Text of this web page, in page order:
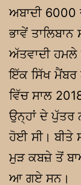
ਅਬਾਦੀ
ਭਾਵੇਂ
ਅੱਤਵਾਦੀ
ਇੱਕ ਸਿੱਖ ਮੈਂਬਰ
ਵਿੱਚ ਸਾਲ
ਉਨ੍ਹਾਂ ਦੇ ਪੁੱਤਰ
ਹੋਈ ਸੀ। ਬੀਤੇ
ਮੁੜ ਕਬਜ਼ੇ ਤੋਂ
ਆ ਗਏ ਸਨ।